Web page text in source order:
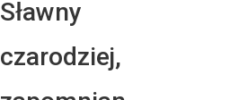
Sławny
czarodziej,